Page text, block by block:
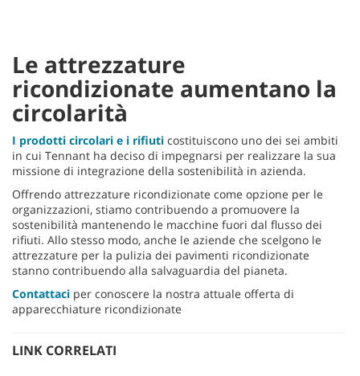
Le attrezzature
ricondizionate aumentano la
circolarità
I prodotti circolari e i rifiuti costituiscono uno dei sei ambiti
in cui Tennant ha deciso di impegnarsi per realizzare la sua
missione di integrazione della sostenibilità in azienda.
Offrendo attrezzature ricondizionate come opzione per le
organizzazioni, stiamo contribuendo a promuovere la
sostenibilità mantenendo le macchine fuori dal flusso dei
rifiuti. Allo stesso modo, anche le aziende che scelgono le
attrezzature per la pulizia dei pavimenti ricondizionate
stanno contribuendo alla salvaguardia del pianeta.
Contattaci per conoscere la nostra attuale offerta di
apparecchiature ricondizionate
LINK CORRELATI